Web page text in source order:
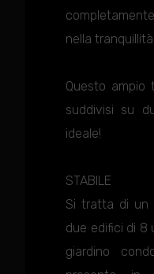
nella
Questo ampio
suddivisi su
ideale!
STABILE
Si tratta di un
due edifici di 8
giardino